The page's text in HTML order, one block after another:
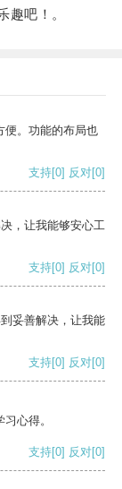
吧！。
便。功能的布局也
支持[0] 反对[0]
，让我能够安心工
支持[0] 反对[0]
妥善解决，让我能
支持[0] 反对[0]
心得。
支持[0] 反对[0]